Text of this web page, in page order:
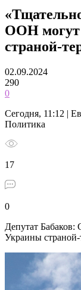
ООН могут
страной-
02.09.2024
290
0
Сегодня, 11:12 |
Политика
17
0
Депутат
Украины страной-